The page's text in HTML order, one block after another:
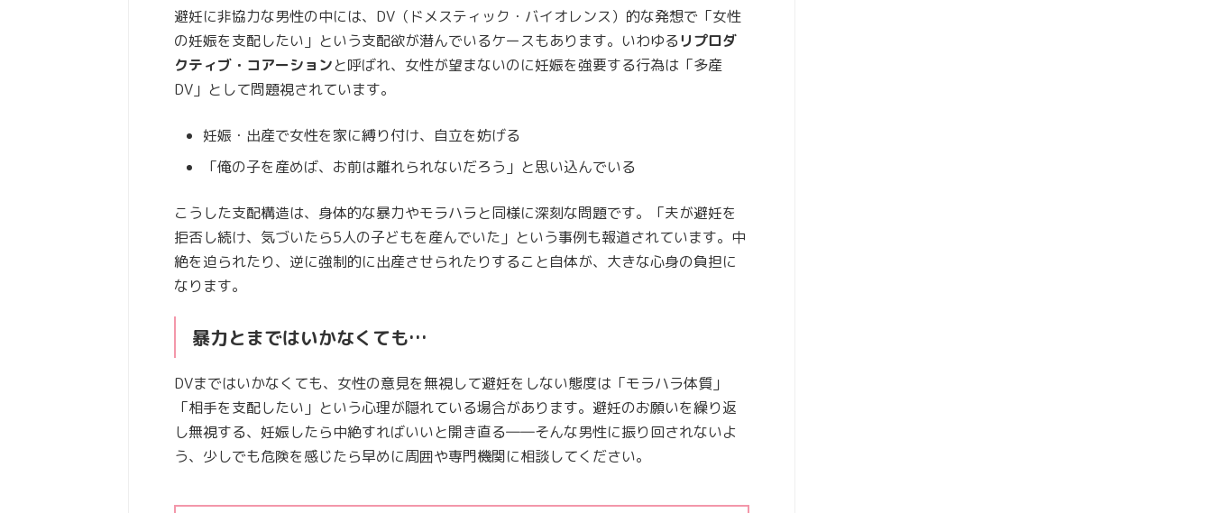
避妊に非協力な男性の中には、DV（ドメスティック・バイオレンス）的な発想で「女性
の妊娠を支配したい」という支配欲が潜んでいるケースもあります。いわゆるリプロダ
クティブ・コアーションと呼ばれ、女性が望まないのに妊娠を強要する行為は「多産
DV」として問題視されています。
妊娠・出産で女性を家に縛り付け、自立を妨げる
「俺の子を産めば、お前は離れられないだろう」と思い込んでいる
こうした支配構造は、身体的な暴力やモラハラと同様に深刻な問題です。「夫が避妊を
拒否し続け、気づいたら5人の子どもを産んでいた」という事例も報道されています。中
絶を迫られたり、逆に強制的に出産させられたりすること自体が、大きな心身の負担に
なります。
暴力とまではいかなくても…
DVまではいかなくても、女性の意見を無視して避妊をしない態度は「モラハラ体質」
「相手を支配したい」という心理が隠れている場合があります。避妊のお願いを繰り返
し無視する、妊娠したら中絶すればいいと開き直る――そんな男性に振り回されないよ
う、少しでも危険を感じたら早めに周囲や専門機関に相談してください。